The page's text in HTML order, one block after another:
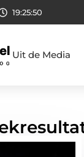
19:25:51
Uit de Media